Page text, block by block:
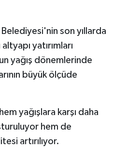
son yıllarda
yatırımları
yağış dönemlerinde
büyük ölçüde
yağışlara karşı daha
hem de
artırılıyor.